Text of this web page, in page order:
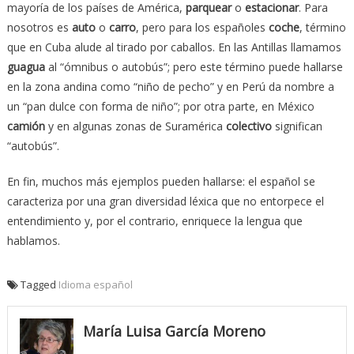
mayoría de los países de América, parquearo estacionar. Para
nosotros es autoo carro, pero para los españoles coche, término
que en Cuba alude al tirado por caballos. En las Antillas llamamos
guaguaal “ómnibus o autobús”; pero este término puede hallarse
en la zona andina como “niño de pecho” y en Perú da nombre a
un “pan dulce con forma de niño”; por otra parte, en México
camión y en algunas zonas de Suramérica colectivo significan
“autobús”.
En fin, muchos más ejemplos pueden hallarse: el español se
caracteriza por una gran diversidad léxica que no entorpece el
entendimiento y, por el contrario, enriquece la lengua que
hablamos.
Tagged Idioma español
María Luisa García Moreno